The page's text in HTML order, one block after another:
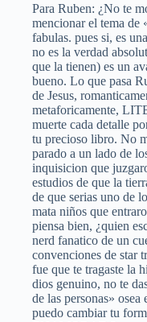
Para Ruben: ¿No te
mencionar el tema
fabulas. pues si, es
no es la verdad
que la tienen) es un
bueno. Lo que pasa
de Jesus,
metaforicamente,
muerte cada detalle
tu precioso libro. No
parado a un lado de
inquisicion que
estudios de que la
de que serias uno de
mata niños que
piensa bien, ¿quien
nerd fanatico de un
convenciones de star
fue que te tragaste la
dios genuino, no te
de las personas»
puedo cambiar tu